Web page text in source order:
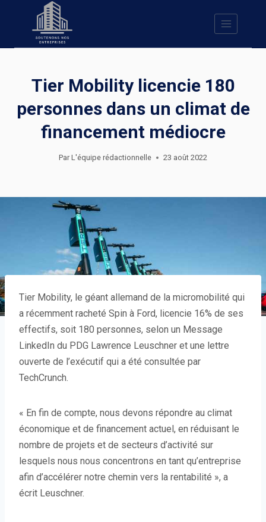
Tier Mobility licencie 180
personnes dans un climat de
financement médiocre
Par L'équipe rédactionnelle 23 août 2022
Tier Mobility, le géant allemand de la micromobilité qui
a récemment racheté Spin à Ford, licencie 16% de ses
effectifs, soit 180 personnes, selon un Message
LinkedIn du PDG Lawrence Leuschner et une lettre
ouverte de l’exécutif qui a été consultée par
TechCrunch.
« En fin de compte, nous devons répondre au climat
économique et de financement actuel, en réduisant le
nombre de projets et de secteurs d’activité sur
lesquels nous nous concentrons en tant qu’entreprise
afin d’accélérer notre chemin vers la rentabilité », a
écrit Leuschner.